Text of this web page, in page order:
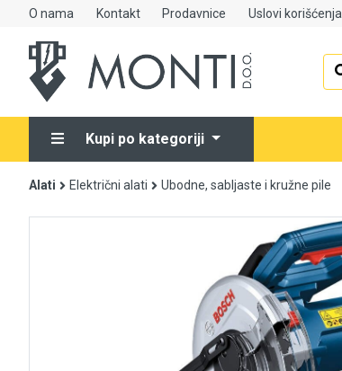
O nama Kontakt Prodavnice Uslovi korišćenja
Kupi po kategoriji
Alati
Elektrooprema
Grijanje i klimatizacija
Mjerno-regulaciona oprema
Alati Električni alati Ubodne, sabljaste i kružne pile